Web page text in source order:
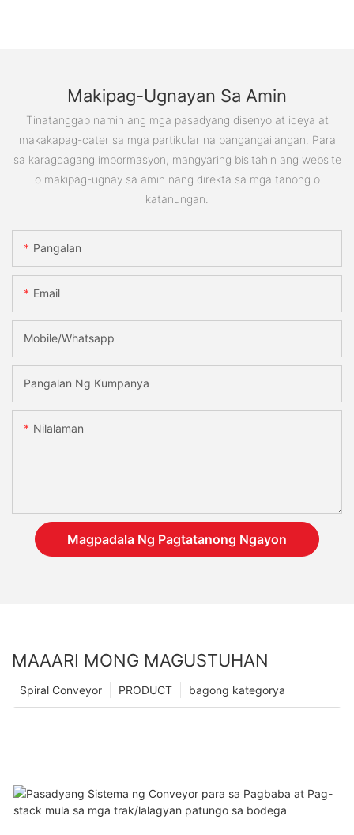
Makipag-Ugnayan Sa Amin
Tinatanggap namin ang mga pasadyang disenyo at ideya at
makakapag-cater sa mga partikular na pangangailangan. Para
sa karagdagang impormasyon, mangyaring bisitahin ang website
o makipag-ugnay sa amin nang direkta sa mga tanong o
katanungan.
Pangalan
Email
Mobile/Whatsapp
Pangalan Ng Kumpanya
Nilalaman
Magpadala Ng Pagtatanong Ngayon
MAAARI MONG MAGUSTUHAN
bagong kategorya
PRODUCT
Spiral Conveyor